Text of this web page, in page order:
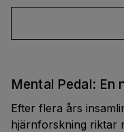
Mental Pedal: En
Efter flera års
hjärnforskning riktar